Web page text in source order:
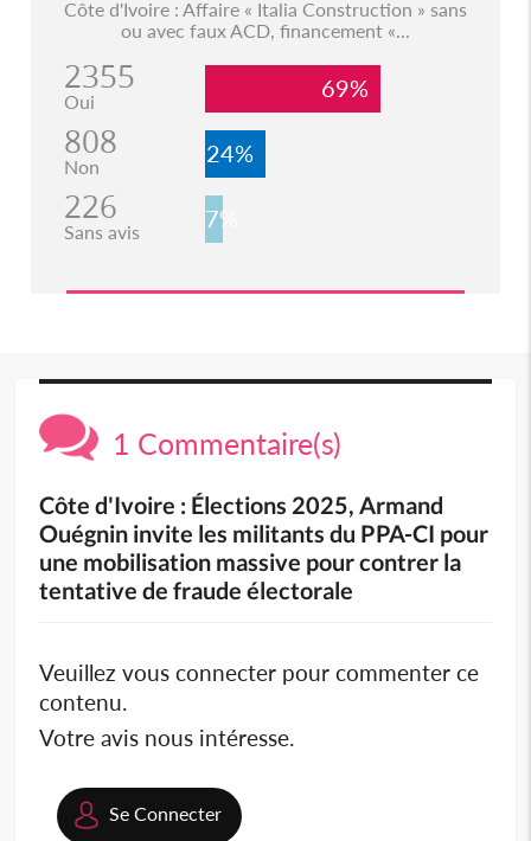
Côte d'Ivoire : Affaire « Italia Construction » sans
ou avec faux ACD, financement «...
2355
Oui 69%
808
Non 24%
226
Sans avis 7%
1 Commentaire(s)
Côte d'Ivoire : Élections 2025, Armand
Ouégnin invite les militants du PPA-CI pour
une mobilisation massive pour contrer la
tentative de fraude électorale
Veuillez vous connecter pour commenter ce
contenu.
Votre avis nous intéresse.
Se Connecter